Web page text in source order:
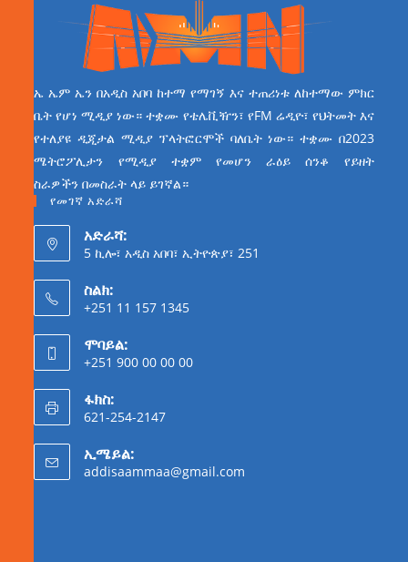
ኤ ኤም ኤን በአዲስ አበባ ከተማ የማገኝ እና ተጠሪነቱ ለከተማው ምክር
ቤት የሆነ ሚዲያ ነው። ተቋሙ የቴሌቪዥን፣ የFM ሬዲዮ፣ የህትመት እና
የተለያዩ ዲጂታል ሚዲያ ፕላትፎርሞች ባለቤት ነው። ተቋሙ በ2023
ሜትሮፖሊታን የሚዲያ ተቋም የመሆን ራዕይ ሰንቆ የይዘት
ስራዎችን በመስራት ላይ ይገኛል።
የመገኛ አድራሻ
አድራሻ:
5 ኪሎ፣ አዲስ አበባ፣ ኢትዮጵያ፣ 251
ስልክ:
+251 11 157 1345
ሞባይል:
+251 900 00 00 00
ፋክስ:
621-254-2147
ኢሜይል:
addisaammaa@gmail.com